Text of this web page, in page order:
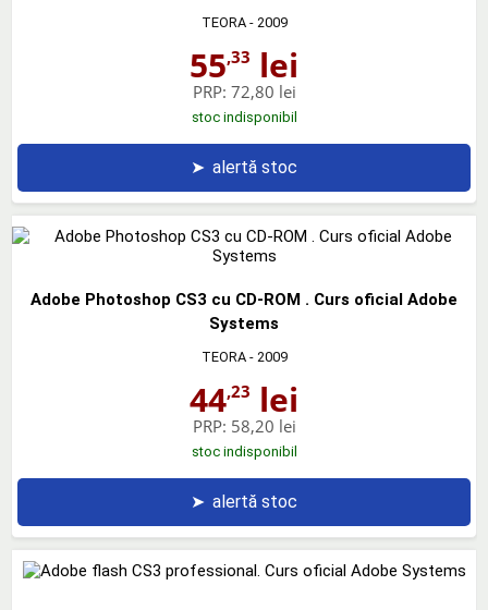
TEORA- 2009
55,33 lei
PRP: 72,80 lei
stoc indisponibil
➤ alertă stoc
Adobe Photoshop CS3 cu CD-ROM . Curs oficial Adobe
Systems
TEORA- 2009
44,23 lei
PRP: 58,20 lei
stoc indisponibil
➤ alertă stoc